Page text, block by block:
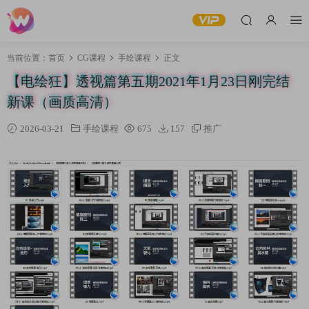
当前位置： 首页 CG课程 手绘课程 正文
【电绘狂】透视篇第五期2021年1月23日刚完结
新课（画质高清）
2026-03-21 手绘课程 675 157 推广